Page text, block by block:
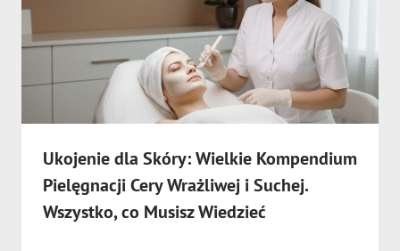
Ukojenie dla Skóry: Wielkie Kompendium
Pielęgnacji Cery Wrażliwej i Suchej.
Wszystko, co Musisz Wiedzieć